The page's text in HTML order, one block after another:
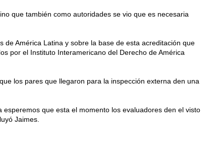
que también como autoridades se vio que es necesaria
América Latina y sobre la base de esta acreditación que
por el Instituto Interamericano del Derecho de América
los pares que llegaron para la inspección externa den una
que esta el momento los evaluadores den el visto
Jaimes.